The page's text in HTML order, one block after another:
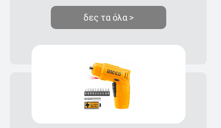
δες τα όλα >